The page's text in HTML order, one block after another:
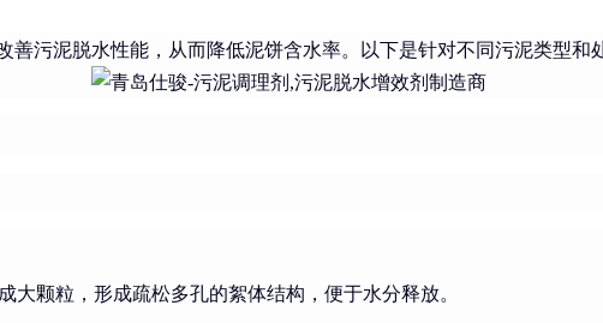
污泥脱水性能，从而降低泥饼含水率。以下是针对不同污泥类型和
大颗粒，形成疏松多孔的絮体结构，便于水分释放。